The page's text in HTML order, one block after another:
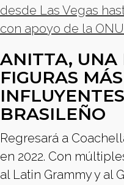
desde Las Vegas
con apoyo de la
ANITTA, UNA
FIGURAS MÁS
BRASILEÑO
Regresará a
en 2022. Con
al Latin Grammy y al